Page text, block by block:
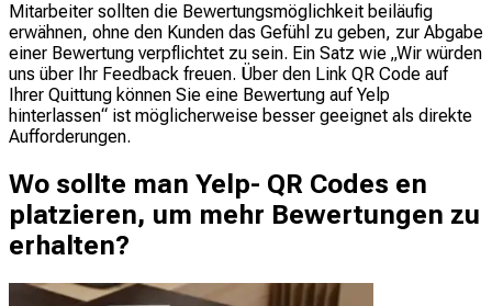
Mitarbeiter sollten die Bewertungsmöglichkeit beiläufig
erwähnen, ohne den Kunden das Gefühl zu geben, zur Abgabe
einer Bewertung verpflichtet zu sein. Ein Satz wie „Wir würden
uns über Ihr Feedback freuen. Über den Link QR Code auf
Ihrer Quittung können Sie eine Bewertung auf Yelp
hinterlassen“ ist möglicherweise besser geeignet als direkte
Aufforderungen.
Wo sollte man Yelp- QR Codes en
platzieren, um mehr Bewertungen zu
erhalten?